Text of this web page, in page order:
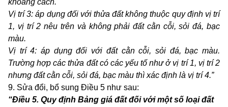
khoảng cách.
Vị trí 3:áp dụng đối với thửa đất không thuộc quy định vị trí
1, vị trí 2 nêu trên và không phải đất cằn cỗi, sỏi đá, bạc
màu.
Vị trí 4:áp dụng đối với đất cằn cỗi, sỏi đá, bạc màu.
Trường hợp các thửa đất có các yếu tố như ở vị trí 1, vị trí 2
nhưng đất cằn cỗi, sỏi đá, bạc màu thì xác định là vị trí 4.”
9. Sửa đổi, bổ sung Điều 5 như sau:
“Điều 5. Quy định Bảng giá đất đối với một số loại đất